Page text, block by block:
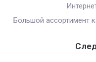
Большой ассортимент